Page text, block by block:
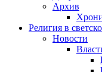
Архив
Религия в
Новости